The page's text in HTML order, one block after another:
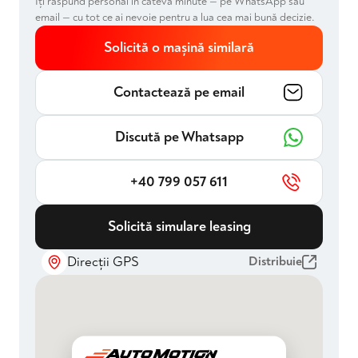
✔️Volvo Cars App.
✔️Încarcare wireless smartphone
✔️Butoane comenzi pe volan
✔️Road Sign Information (RSI)
✔️Funcție comandă vocală Servicii digitale (Google Maps,
Google Assistant, Google Play)
✔️Interfață „Smartphone Integration”, include Apple
Carplay & Android Auto - fara fir
✔️Functii MBUX extinse
✔️Navigatie pe HDD
✔️Porturi USB aditionale
Mașina se vinde cu garanție 12 luni valabilă și toate
verificările efectuate
Disponibilă imediat prin Automotion – achiziție în siguranță,
consultanță dedicată, soluții de finanțare adaptate
email — cu tot ce ai nevoie pentru a lua cea mai bună decizie.
Solicită o mașină similară
Contactează pe email
Discută pe Whatsapp
+40 799 057 611
Solicită simulare leasing
Direcții GPS Distribuie